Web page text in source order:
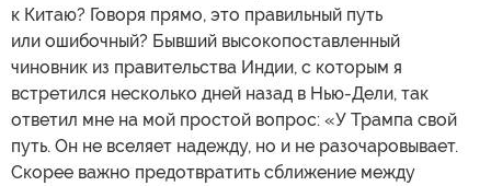
к Китаю? Говоря прямо, это правильный путь
или ошибочный? Бывший высокопоставленный
чиновник из правительства Индии, с которым я
встретился несколько дней назад в Нью-Дели, так
ответил мне на мой простой вопрос: «У Трампа свой
путь. Он не вселяет надежду, но и не разочаровывает.
Скорее важно предотвратить сближение между